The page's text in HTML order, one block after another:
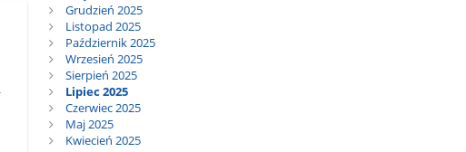
Grudzień 2025
Listopad 2025
Październik 2025
Wrzesień 2025
Sierpień 2025
Lipiec 2025
Czerwiec 2025
Maj 2025
Kwiecień 2025